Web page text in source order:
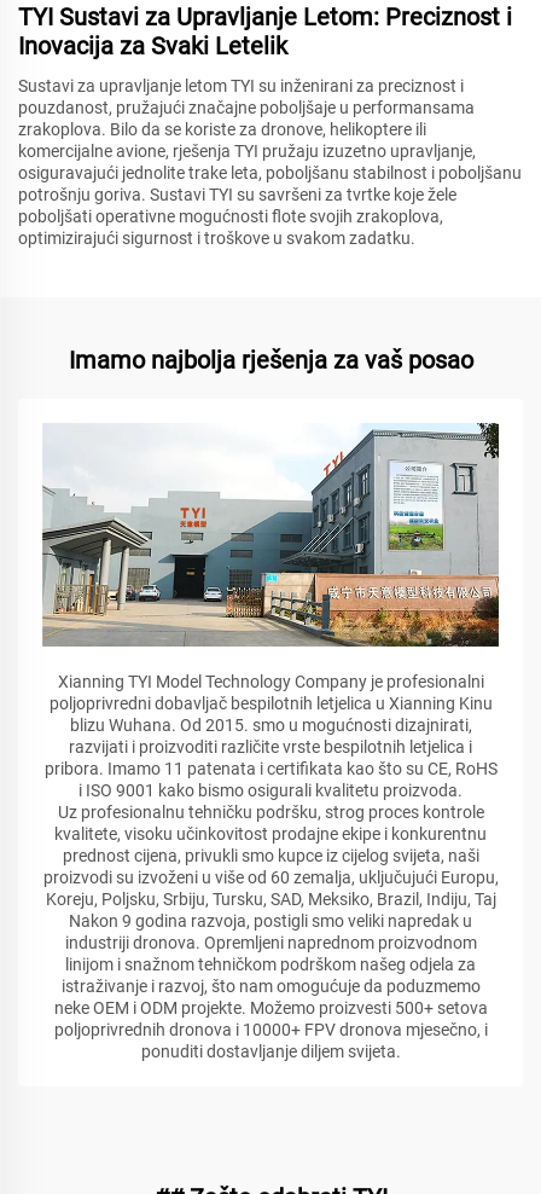
TYI Sustavi za Upravljanje Letom: Preciznost i
Inovacija za Svaki Letelik
Sustavi za upravljanje letom TYI su inženirani za preciznost i
pouzdanost, pružajući značajne poboljšaje u performansama
zrakoplova. Bilo da se koriste za dronove, helikoptere ili
komercijalne avione, rješenja TYI pružaju izuzetno upravljanje,
osiguravajući jednolite trake leta, poboljšanu stabilnost i poboljšanu
potrošnju goriva. Sustavi TYI su savršeni za tvrtke koje žele
poboljšati operativne mogućnosti flote svojih zrakoplova,
optimizirajući sigurnost i troškove u svakom zadatku.
Imamo najbolja rješenja za vaš posao
Xianning TYI Model Technology Company je profesionalni
poljoprivredni dobavljač bespilotnih letjelica u Xianning Kinu
blizu Wuhana. Od 2015. smo u mogućnosti dizajnirati,
razvijati i proizvoditi različite vrste bespilotnih letjelica i
pribora. Imamo 11 patenata i certifikata kao što su CE, RoHS
i ISO 9001 kako bismo osigurali kvalitetu proizvoda.
Uz profesionalnu tehničku podršku, strog proces kontrole
kvalitete, visoku učinkovitost prodajne ekipe i konkurentnu
prednost cijena, privukli smo kupce iz cijelog svijeta, naši
proizvodi su izvoženi u više od 60 zemalja, uključujući Europu,
Koreju, Poljsku, Srbiju, Tursku, SAD, Meksiko, Brazil, Indiju, Taj
Nakon 9 godina razvoja, postigli smo veliki napredak u
industriji dronova. Opremljeni naprednom proizvodnom
linijom i snažnom tehničkom podrškom našeg odjela za
istraživanje i razvoj, što nam omogućuje da poduzmemo
neke OEM i ODM projekte. Možemo proizvesti 500+ setova
poljoprivrednih dronova i 10000+ FPV dronova mjesečno, i
ponuditi dostavljanje diljem svijeta.